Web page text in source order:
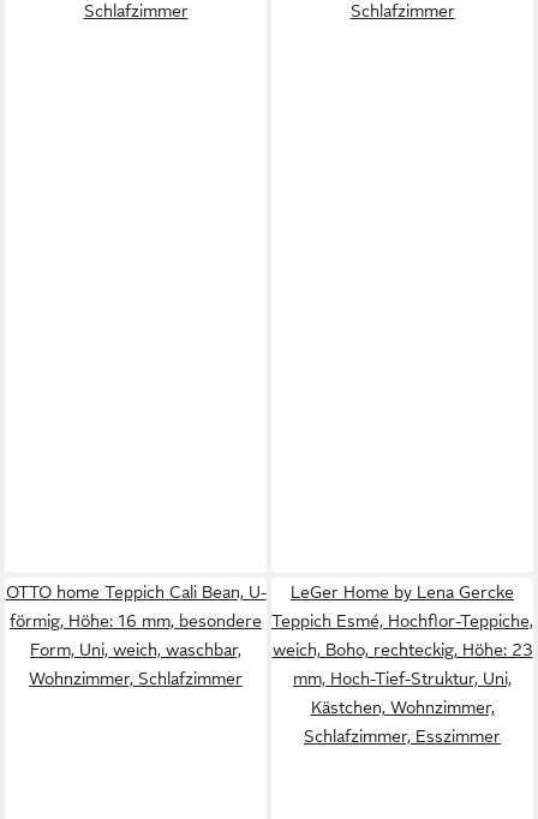
Schlafzimmer
Schlafzimmer
OTTO home Teppich Cali Bean, U-
förmig, Höhe: 16 mm, besondere
Form, Uni, weich, waschbar,
Wohnzimmer, Schlafzimmer
LeGer Home by Lena Gercke
Teppich Esmé, Hochflor-Teppiche,
weich, Boho, rechteckig, Höhe: 23
mm, Hoch-Tief-Struktur, Uni,
Kästchen, Wohnzimmer,
Schlafzimmer, Esszimmer